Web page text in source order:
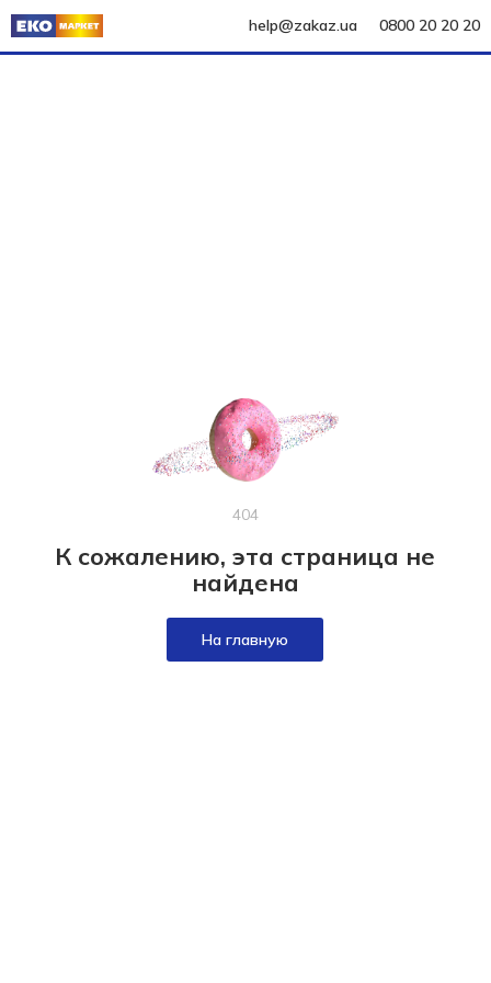
help@zakaz.ua 0800 20 20 20
404
К сожалению, эта страница не
найдена
На главную